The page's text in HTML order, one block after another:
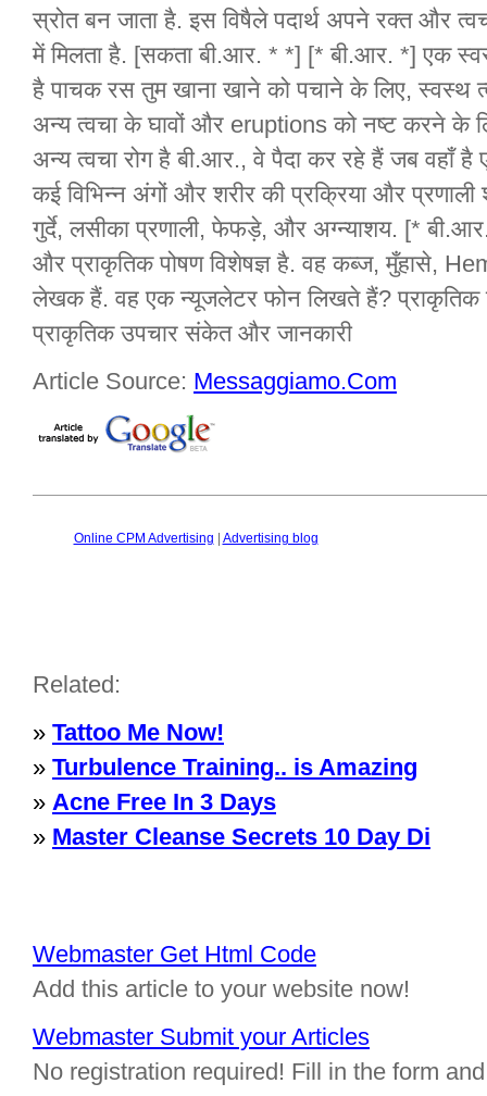
स्रोत बन जाता है. इस विषैले पदार्थ अपने रक्त और
में मिलता है. [सकता बी.आर. * *] [* बी.आर. *] एक
है पाचक रस तुम खाना खाने को पचाने के लिए, स्वस्थ
अन्य त्वचा के घावों और eruptions को नष्ट करने के
अन्य त्वचा रोग है बी.आर., वे पैदा कर रहे हैं जब
कई विभिन्न अंगों और शरीर की प्रक्रिया और प्रणाली
गुर्दे, लसीका प्रणाली, फेफड़े, और अग्न्याशय. [* बी.आर.
और प्राकृतिक पोषण विशेषज्ञ है. वह कब्ज, मुँहासे,
लेखक हैं. वह एक न्यूजलेटर फोन लिखते हैं?
प्राकृतिक उपचार संकेत और जानकारी
Article Source: Messaggiamo.Com
Online CPM Advertising Advertising blog
Related:
» Tattoo Me Now!
» Turbulence Training.. is Amazing
» Acne Free In 3 Days
» Master Cleanse Secrets 10 Day Di
Webmaster Get Html Code
Add this article to your website now!
Webmaster Submit your Articles
No registration required! Fill in the form